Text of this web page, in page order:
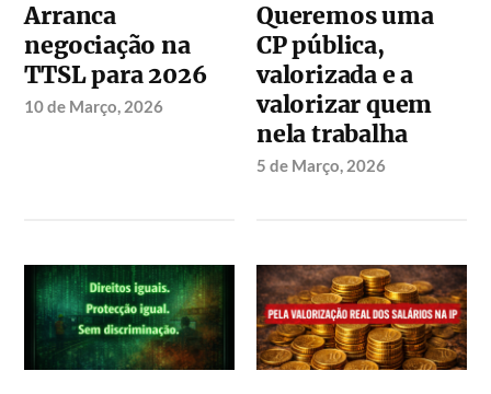
Arranca
negociação na
TTSL para 2026
10 de Março, 2026
Queremos uma
CP pública,
valorizada e a
valorizar quem
nela trabalha
5 de Março, 2026